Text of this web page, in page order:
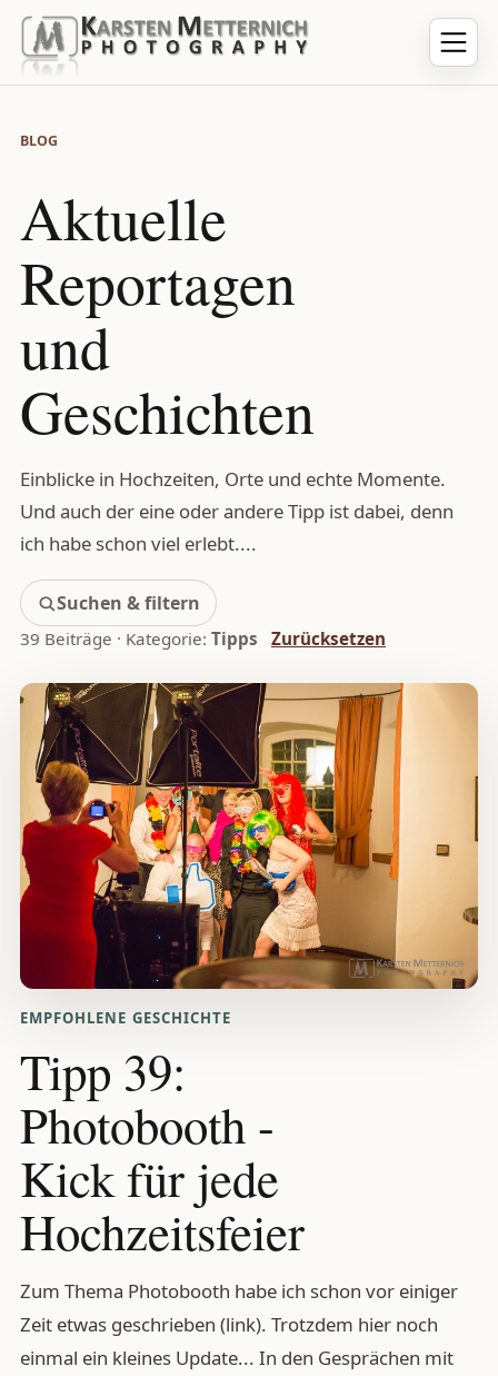
BLOG
Aktuelle
Reportagen
und
Geschichten
Einblicke in Hochzeiten, Orte und echte Momente.
Und auch der eine oder andere Tipp ist dabei, denn
ich habe schon viel erlebt....
Suchen & filtern
39 Beiträge · Kategorie: Tipps Zurücksetzen
EMPFOHLENE GESCHICHTE
Tipp 39:
Photobooth -
Kick für jede
Hochzeitsfeier
Zum Thema Photobooth habe ich schon vor einiger
Zeit etwas geschrieben (link). Trotzdem hier noch
einmal ein kleines Update... In den Gesprächen mit